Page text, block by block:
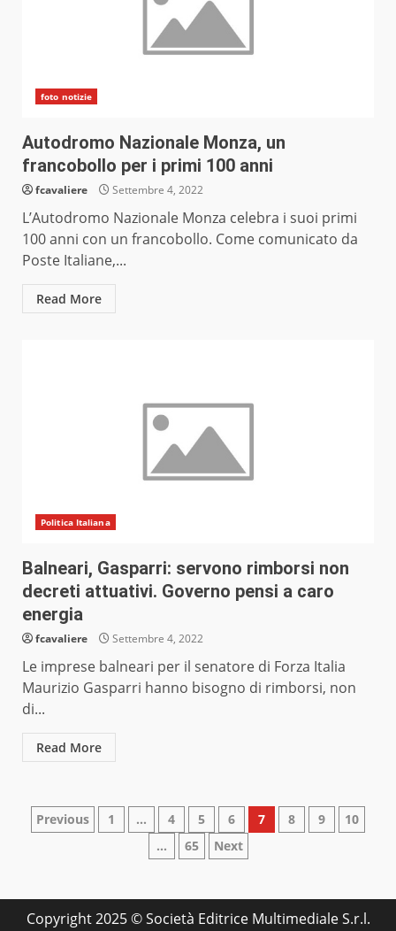
foto notizie
Autodromo Nazionale Monza, un
francobollo per i primi 100 anni
fcavaliere Settembre 4, 2022
L’Autodromo Nazionale Monza celebra i suoi primi
100 anni con un francobollo. Come comunicato da
Poste Italiane,...
Read More
Politica Italiana
Balneari, Gasparri: servono rimborsi non
decreti attuativi. Governo pensi a caro
energia
fcavaliere Settembre 4, 2022
Le imprese balneari per il senatore di Forza Italia
Maurizio Gasparri hanno bisogno di rimborsi, non
di...
Read More
Paginazione
articoli
Previous 1 … 4 5 6 7 8 9
10
…
65 Next
Copyright 2025 © Società Editrice Multimediale S.r.l.